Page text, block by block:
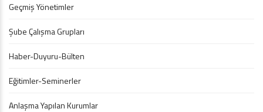
Geçmiş Yönetimler
Şube Çalışma Grupları
Haber-Duyuru-Bülten
Eğitimler-Seminerler
Anlaşma Yapılan Kurumlar